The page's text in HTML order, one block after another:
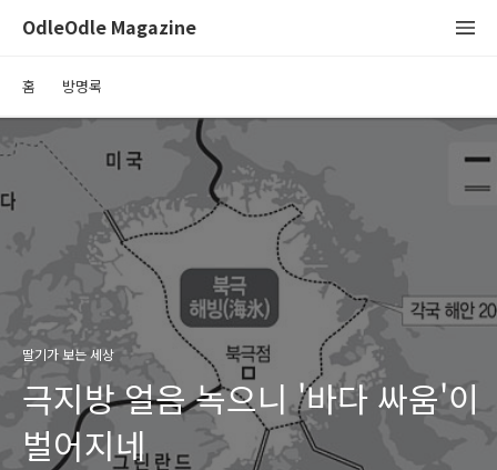
OdleOdle Magazine
홈 방명록
딸기가 보는 세상
극지방 얼음 녹으니 '바다 싸움'이
벌어지네